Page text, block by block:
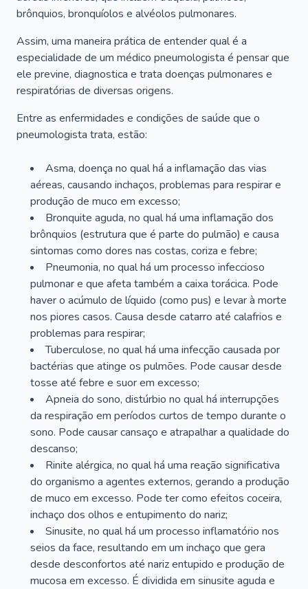
brônquios, bronquíolos e alvéolos pulmonares.
Assim, uma maneira prática de entender qual é a
especialidade de um médico pneumologista é pensar que
ele previne, diagnostica e trata doenças pulmonares e
respiratórias de diversas origens.
Entre as enfermidades e condições de saúde que o
pneumologista trata, estão:
Asma, doença no qual há a inflamação das vias
aéreas, causando inchaços, problemas para respirar e
produção de muco em excesso;
Bronquite aguda, no qual há uma inflamação dos
brônquios (estrutura que é parte do pulmão) e causa
sintomas como dores nas costas, coriza e febre;
Pneumonia, no qual há um processo infeccioso
pulmonar e que afeta também a caixa torácica. Pode
haver o acúmulo de líquido (como pus) e levar à morte
nos piores casos. Causa desde catarro até calafrios e
problemas para respirar;
Tuberculose, no qual há uma infecção causada por
bactérias que atinge os pulmões. Pode causar desde
tosse até febre e suor em excesso;
Apneia do sono, distúrbio no qual há interrupções
da respiração em períodos curtos de tempo durante o
sono. Pode causar cansaço e atrapalhar a qualidade do
descanso;
Rinite alérgica, no qual há uma reação significativa
do organismo a agentes externos, gerando a produção
de muco em excesso. Pode ter como efeitos coceira,
inchaço dos olhos e entupimento do nariz;
Sinusite, no qual há um processo inflamatório nos
seios da face, resultando em um inchaço que gera
desde desconfortos até nariz entupido e produção de
mucosa em excesso. É dividida em sinusite aguda e